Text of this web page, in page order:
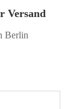
Versand
Berlin